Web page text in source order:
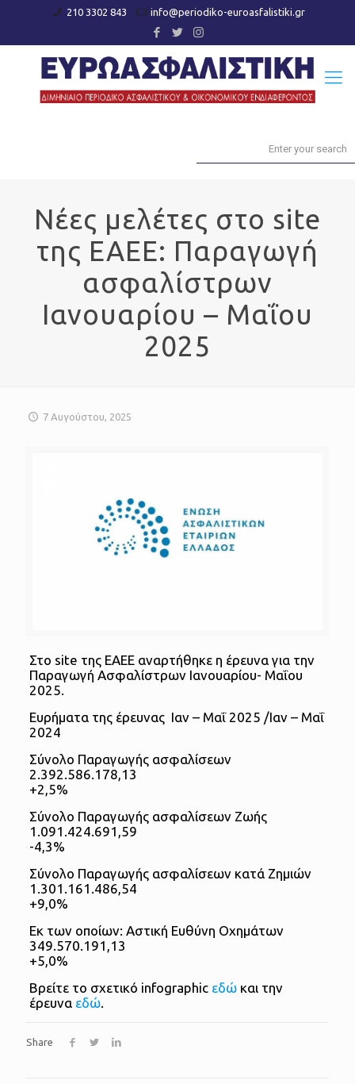
210 3302 843 info@periodiko-euroasfalistiki.gr
Νέες μελέτες στo site
της ΕΑΕΕ: Παραγωγή
ασφαλίστρων
Ιανουαρίου – Μαΐου
2025
7 Αυγούστου, 2025
Στο site της ΕΑΕΕ αναρτήθηκε η έρευνα για την
Παραγωγή Ασφαλίστρων Ιανουαρίου- Μαΐου
2025.
Ευρήματα της έρευνας Ιαν – Μαΐ 2025 /Ιαν – Μαΐ
2024
Σύνολο Παραγωγής ασφαλίσεων
2.392.586.178,13
+2,5%
Σύνολο Παραγωγής ασφαλίσεων Ζωής
1.091.424.691,59
-4,3%
Σύνολο Παραγωγής ασφαλίσεων κατά Ζημιών
1.301.161.486,54
+9,0%
Εκ των οποίων: Αστική Ευθύνη Οχημάτων
349.570.191,13
+5,0%
Βρείτε το σχετικό infographic εδώκαι την
έρευνα εδώ.
Share